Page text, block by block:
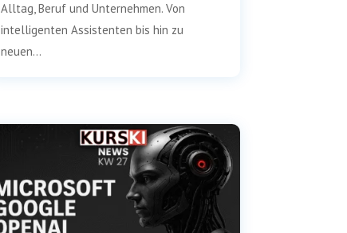
Alltag, Beruf und Unternehmen. Von
intelligenten Assistenten bis hin zu
neuen...